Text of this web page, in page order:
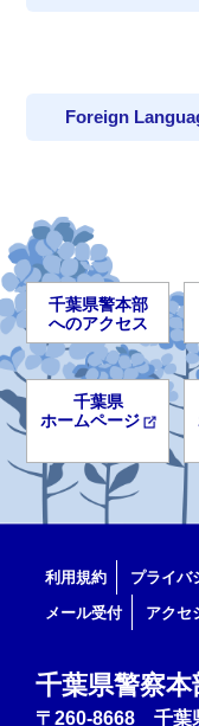
Foreign
千葉県警本部
へのアクセス
千葉県
ホームページ
利用規約 プライバ
メール受付
アクセ
千葉県警察
〒260-8668 千葉